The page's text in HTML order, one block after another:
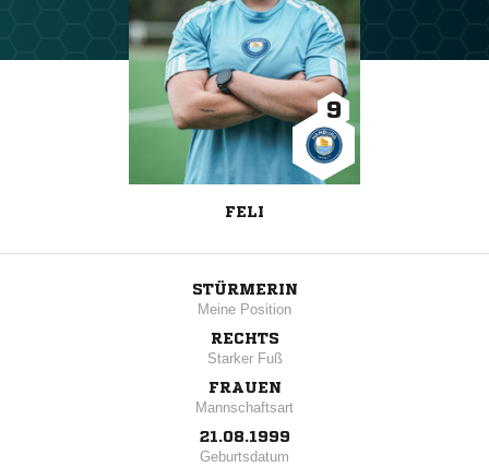
9
FELI
STÜRMERIN
Meine Position
RECHTS
Starker Fuß
FRAUEN
Mannschaftsart
21.08.1999
Geburtsdatum